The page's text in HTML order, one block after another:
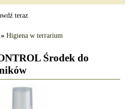
teraz
» Higiena w terrarium
Środek do